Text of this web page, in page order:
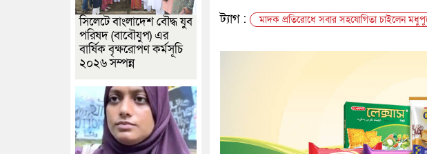
ট্যাগ :
মাদক প্রতিরোধে সবার সহযোগিতা চাইলেন
সিলেটে বাংলাদেশ বৌদ্ধ যুব
পরিষদ (বাবৌযুপ) এর
বার্ষিক বৃক্ষরোপণ কর্মসূচি
২০২৬ সম্পন্ন